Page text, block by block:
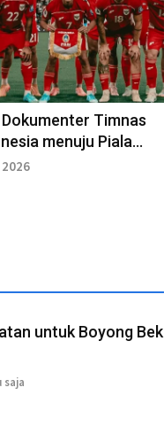
Dokumenter Timnas
menuju Piala
Tayang di Bioskop
untuk Boyong Bek
saja